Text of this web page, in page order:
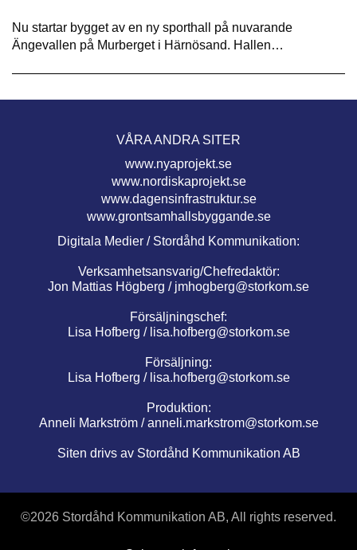
Nu startar bygget av en ny sporthall på nuvarande
Ängevallen på Murberget i Härnösand. Hallen…
VÅRA ANDRA SITER
www.nyaprojekt.se
www.nordiskaprojekt.se
www.dagensinfrastruktur.se
www.grontsamhallsbyggande.se
Digitala Medier / Stordåhd Kommunikation:
Verksamhetsansvarig/Chefredaktör:
Jon Mattias Högberg / jmhogberg@storkom.se
Försäljningschef:
Lisa Hofberg / lisa.hofberg@storkom.se
Försäljning:
Lisa Hofberg / lisa.hofberg@storkom.se
Produktion:
Anneli Markström /anneli.markstrom@storkom.se
Siten drivs av Stordåhd Kommunikation AB
©2026 Stordåhd Kommunikation AB, All rights reserved.